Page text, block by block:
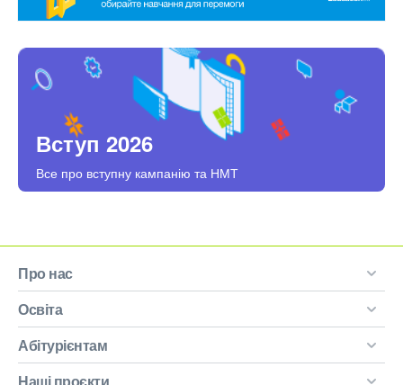
Вступ 2026
Все про вступну кампанію та НМТ
Про нас
Освіта
Абітурієнтам